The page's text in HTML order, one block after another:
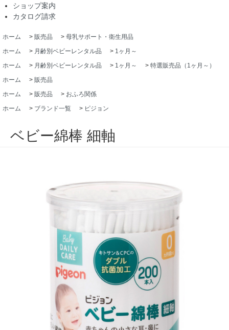
ショップ案内
カタログ請求
ホーム > 販売品 > 母乳サポート・衛生用品
ホーム
> 月齢別ベビーレンタル品 > 1ヶ月～
ホーム
> 月齢別ベビーレンタル品 > 1ヶ月～ > 特選販売品（1ヶ月～）
ホーム
> 販売品
ホーム
> 販売品 > おふろ関係
ホーム
> ブランド一覧 > ピジョン
ベビー綿棒 細軸